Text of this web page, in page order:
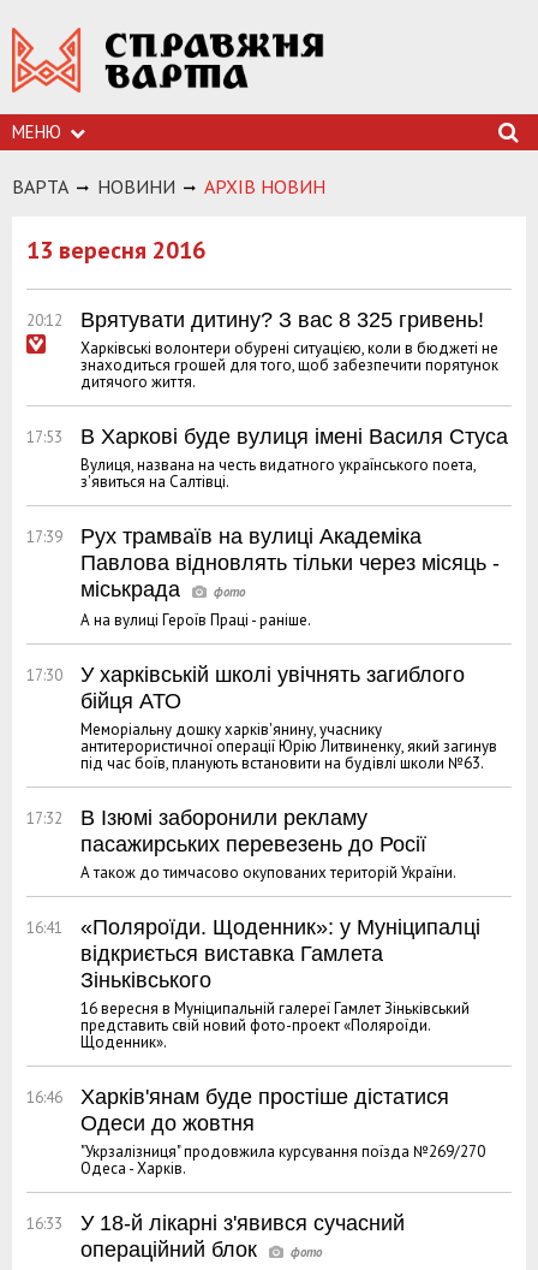
МЕНЮ
ВАРТА НОВИНИ АРХIВ НОВИН
13 вересня 2016
20:12 Врятувати дитину? З вас 8 325 гривень!
Харківські волонтери обурені ситуацією, коли в бюджеті не
знаходиться грошей для того, щоб забезпечити порятунок
дитячого життя.
17:53 В Харкові буде вулиця імені Василя Стуса
Вулиця, названа на честь видатного українського поета,
з'явиться на Салтівці.
17:39
Рух трамваїв на вулиці Академіка
Павлова відновлять тільки через місяць -
міськрада
А на вулиці Героїв Праці - раніше.
17:30
У харківській школі увічнять загиблого
бійця АТО
Меморіальну дошку харків'янину, учаснику
антитерористичної операції Юрію Литвиненку, який загинув
під час боїв, планують встановити на будівлі школи №63.
17:32
В Ізюмі заборонили рекламу
пасажирських перевезень до Росії
А також до тимчасово окупованих територій України.
16:41
«Поляроїди. Щоденник»: у Муніципалці
відкриється виставка Гамлета
Зіньківського
16 вересня в Муніципальній галереї Гамлет Зіньківський
представить свій новий фото-проект «Поляроїди.
Щоденник».
16:46
Харків'янам буде простіше дістатися
Одеси до жовтня
"Укрзалізниця" продовжила курсування поїзда №269/270
Одеса - Харків.
16:33
У 18-й лікарні з'явився сучасний
операційний блок